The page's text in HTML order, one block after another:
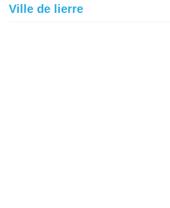
Ville de lierre